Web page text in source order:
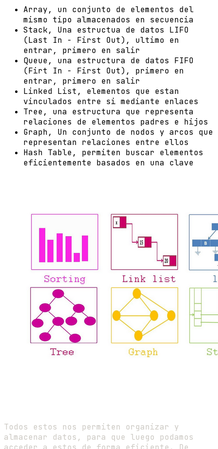
Array, un conjunto de elementos del
mismo tipo almacenados en secuencia
Stack, Una estructua de datos LIFO
(Last In - First Out), ultimo en
entrar, primero en salir
Queue, una estructura de datos FIFO
(Firt In - First Out), primero en
entrar, primero en salir
Linked List, elementos que estan
vinculados entre si mediante enlaces
Tree, una estructura que representa
relaciones de elementos padres e hijos
Graph, Un conjunto de nodos y arcos que
representan relaciones entre ellos
Hash Table, permiten buscar elementos
eficientemente basados en una clave
Todos estos nos permiten organizar y
almacenar datos, para que luego podamos